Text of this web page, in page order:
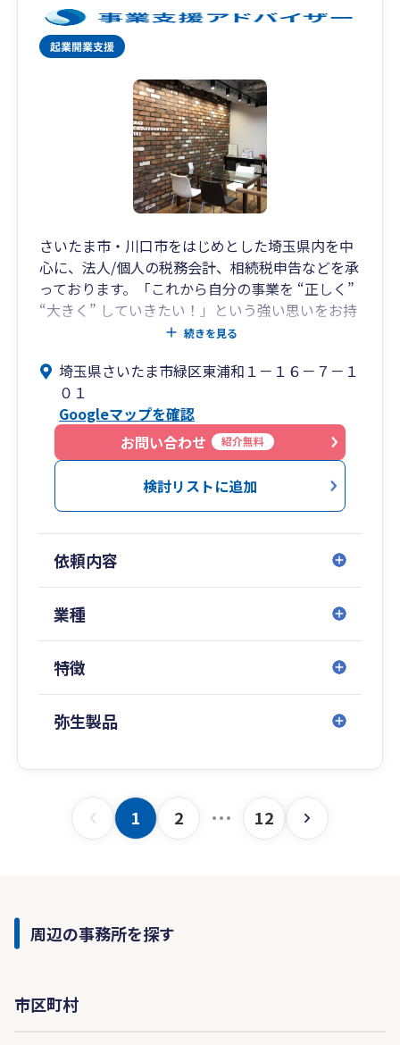
さいたま市・川口市をはじめとした埼玉県内を中
心に、法人/個人の税務会計、相続税申告などを承
っております。「これから自分の事業を “正しく”
“大きく” していきたい！」という強い思いをお持
ちの方、新規開業・創業される方、大歓迎です！
の先生方とも連携し、皆さまの事業を精一杯バッ
クアップいたします！
続きを見る
埼玉県さいたま市緑区東浦和１－１６－７－１
０１
Googleマップを確認
お問い合わせ
紹介無料
検討リストに追加
依頼内容
業種
特徴
弥生製品
1 2 12
周辺の事務所を探す
市区町村